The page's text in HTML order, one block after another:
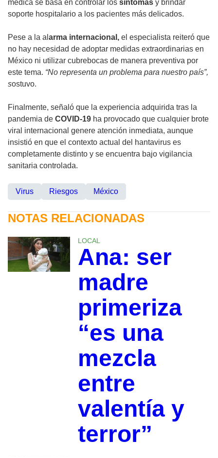
médica se basa en controlar los síntomas y brindar
soporte hospitalario a los pacientes más delicados.
Pese a la al arma internacional, el especialista reiteró que
no hay necesidad de adoptar medidas extraordinarias en
México ni utilizar cubrebocas de manera preventiva por
este tema. “No representa un problema para nuestro país”,
sostuvo.
Finalmente, señaló que la experiencia adquirida tras la
pandemia de COVID-19 ha provocado que cualquier brote
viral internacional genere atención inmediata, aunque
insistió en que el contexto actual del hantavirus es
completamente distinto y se encuentra bajo vigilancia
sanitaria controlada.
Virus Riesgos México
NOTAS RELACIONADAS
LOCAL
Ana: ser
madre
primeriza
“es una
mezcla
entre
valentía y
terror”